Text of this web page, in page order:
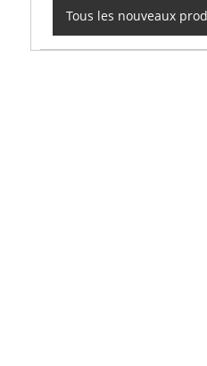
Tous les nouveaux